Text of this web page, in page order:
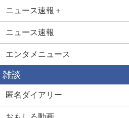
ニュース速報＋
ニュース速報
エンタメニュース
雑談
匿名ダイアリー